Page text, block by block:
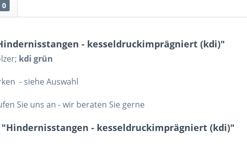
0
- kesseldruckimprägniert (kdi)"
kdi grün
- siehe Auswahl
Sie uns an - wir beraten Sie gerne
- kesseldruckimprägniert (kdi)"